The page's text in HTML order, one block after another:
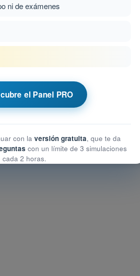
Siguiente pregunta
de Transporte de
y Planta Motriz
y Planta Motriz
Planta Motriz
ni de exámenes
el Panel PRO
con la versión gratuita, que te da
con un límite de 3 simulaciones
cada 2 horas.